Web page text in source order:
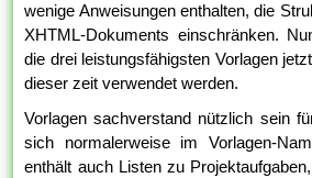
wenige Anweisungen enthalten, die
XHTML-Dokuments einschränken.
die drei leistungsfähigsten Vorlagen
dieser zeit verwendet werden.
Vorlagen sachverstand nützlich sein
sich normalerweise im Vorlagen-
enthält auch Listen zu